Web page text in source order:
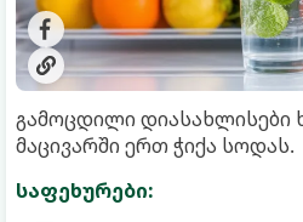
გამოცდილი დიასახლისები
მაცივარში ერთ ჭიქა სოდას.
საფეხურები: